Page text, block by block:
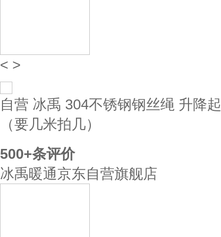
< >
自营 冰禹 304不锈钢钢丝绳 升降
（要几米拍几）
500+条评价
冰禹暖通京东自营旗舰店